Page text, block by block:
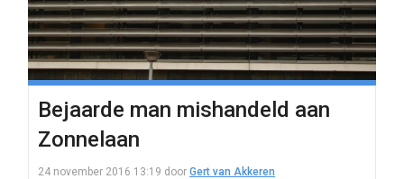
Bejaarde man mishandeld aan
Zonnelaan
24 november 2016 13:19 door Gert van Akkeren